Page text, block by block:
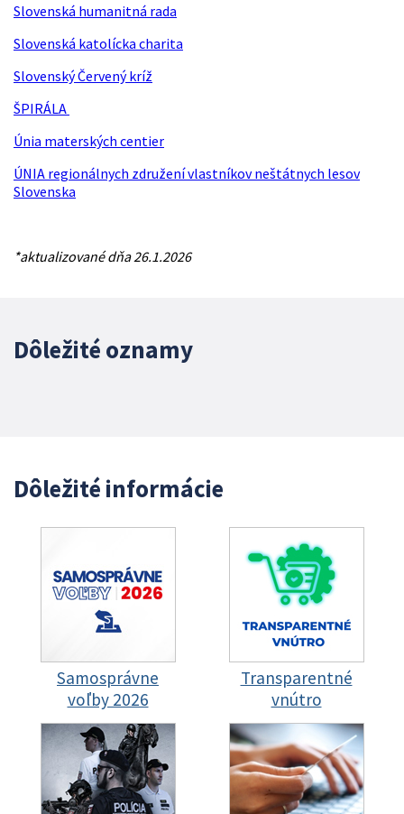
Slovenská humanitná rada
Slovenská katolícka charita
Slovenský Červený kríž
ŠPIRÁLA
Únia materských centier
ÚNIA regionálnych združení vlastníkov neštátnych lesov
Slovenska
*aktualizované dňa 26.1.2026
Dôležité oznamy
Dôležité informácie
Samosprávne
voľby 2026
Transparentné
vnútro